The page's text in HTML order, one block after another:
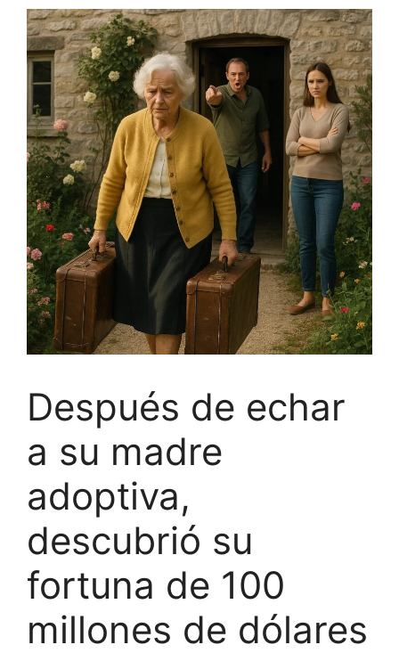
Después de echar
a su madre
adoptiva,
descubrió su
fortuna de 100
millones de dólares